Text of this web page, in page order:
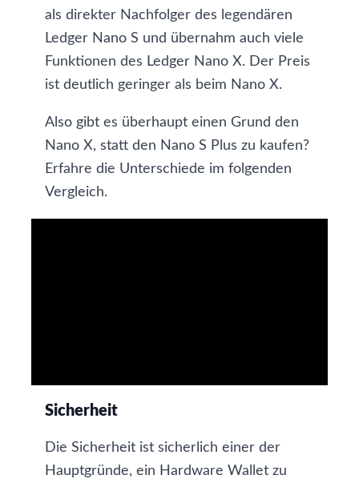
als direkter Nachfolger des legendären
Ledger Nano S und übernahm auch viele
Funktionen des Ledger Nano X. Der Preis
ist deutlich geringer als beim Nano X.
Also gibt es überhaupt einen Grund den
Nano X, statt den Nano S Plus zu kaufen?
Erfahre die Unterschiede im folgenden
Vergleich.
Sicherheit
Die Sicherheit ist sicherlich einer der
Hauptgründe, ein Hardware Wallet zu